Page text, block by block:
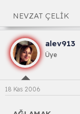
NEVZAT ÇELİK
alev913
Üye
18 Kas 2006